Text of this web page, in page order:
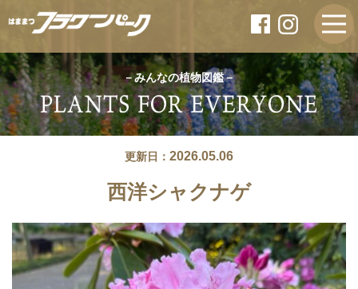
－みんなの植物図鑑－
更新日： 2026.05.06
西洋シャクナゲ